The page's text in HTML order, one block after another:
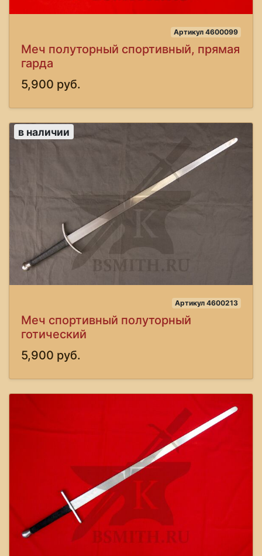
Артикул 4600099
Меч полуторный спортивный, прямая
гарда
5,900 руб.
в наличии
Артикул 4600213
Меч спортивный полуторный
готический
5,900 руб.